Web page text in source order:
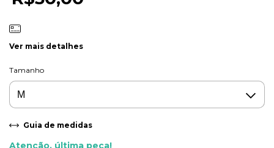
Ver mais detalhes
Tamanho
Guia de medidas
Atenção, última peça!